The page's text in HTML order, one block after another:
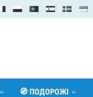
🧭 ПОДОРОЖІ